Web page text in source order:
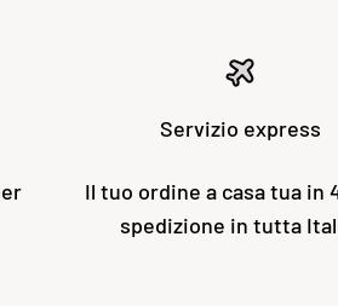
Servizio express
Il tuo ordine a casa tua in
spedizione in tutta